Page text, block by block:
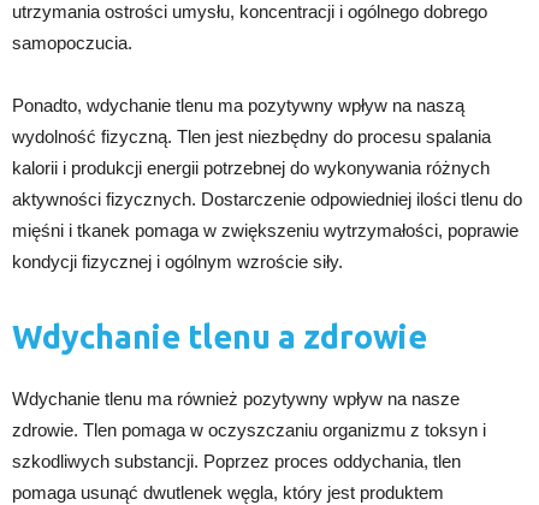
utrzymania ostrości umysłu, koncentracji i ogólnego dobrego
samopoczucia.
Ponadto, wdychanie tlenu ma pozytywny wpływ na naszą
wydolność fizyczną. Tlen jest niezbędny do procesu spalania
kalorii i produkcji energii potrzebnej do wykonywania różnych
aktywności fizycznych. Dostarczenie odpowiedniej ilości tlenu do
mięśni i tkanek pomaga w zwiększeniu wytrzymałości, poprawie
kondycji fizycznej i ogólnym wzroście siły.
Wdychanie tlenu a zdrowie
Wdychanie tlenu ma również pozytywny wpływ na nasze
zdrowie. Tlen pomaga w oczyszczaniu organizmu z toksyn i
szkodliwych substancji. Poprzez proces oddychania, tlen
pomaga usunąć dwutlenek węgla, który jest produktem